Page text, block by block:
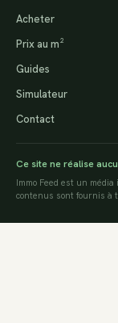
Acheter
Prix au m²
Guides
Simulateur
Contact
Ce site ne réalise
Immo Feed est un
contenus sont fournis à